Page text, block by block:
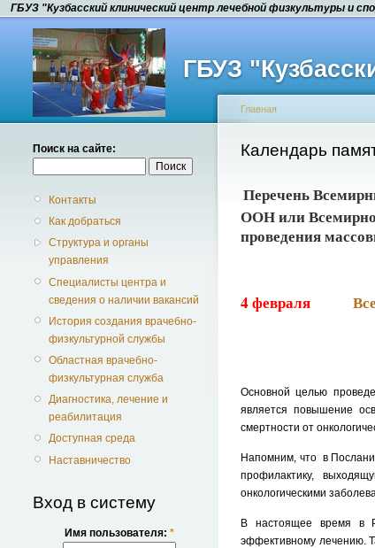
ГБУЗ "Кузбасский клинический центр лечебной физкультуры и
ГБУЗ
Поиск на сайте:
Контакты
Как добраться
Структура и органы
управления
Специалисты центра и
сведения о наличии вакансий
История создания врачебно-
физкультурной службы
Областная врачебно-
физкультурная служба
Диагностика, лечение и
реабилитация
Доступная среда
Наставничество
Вход в систему
Имя пользователя: *
Главная
Календарь
Перечень
ООН или
проведения
4 февраля
Основной целью
является повышение
смертности от
Напомним, что в
профилактику,
онкологическими
В настоящее время в
эффективному лечению.